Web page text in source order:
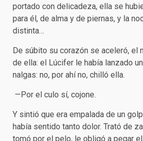
portado con delicadeza, ella se
para él, de alma y de piernas, y la
distinta…
De súbito su corazón se aceleró, el
de ella: el Lúcifer le había lanzado
nalgas: no, por ahí no, chilló ella.
—Por el culo sí, cojone.
Y sintió que era empalada de un
había sentido tanto dolor. Trató de
tomó por el pelo, le obligó a pegar